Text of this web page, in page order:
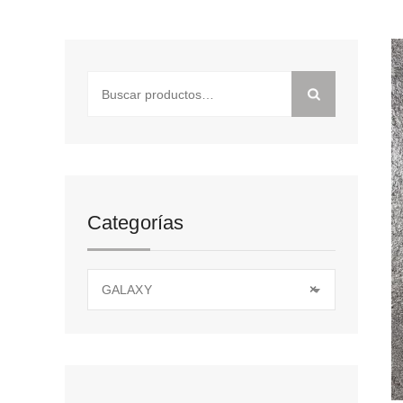
Categorías
×
GALAXY